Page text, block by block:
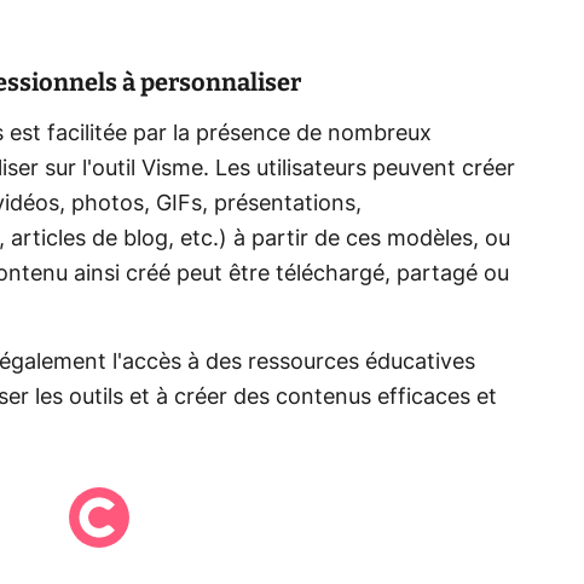
à personnaliser
est facilitée par la présence de nombreux
sur l'outil Visme. Les utilisateurs peuvent créer
photos, GIFs, présentations,
articles de blog, etc.) à partir de ces modèles, ou
ainsi créé peut être téléchargé, partagé ou
l'accès à des ressources éducatives
les outils et à créer des contenus efficaces et